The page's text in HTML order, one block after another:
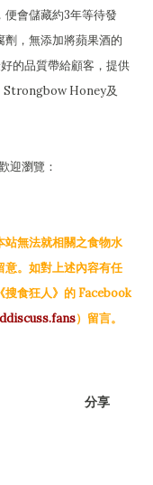
會儲藏約3年等待發
，無添加將蘋果酒的
的品質帶給顧客，提供
Strongbow Honey及
迎瀏覽：
站無法就相關之食物水
意。如對上述內容有任
搜食狂人》的 Facebook
）留言。
分享